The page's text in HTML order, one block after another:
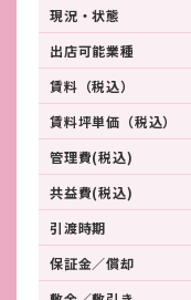
現況・状態
出店可能業種
賃料（税込）
賃料坪単価（税込）
管理費(税込)
共益費(税込)
引渡時期
保証金／償却